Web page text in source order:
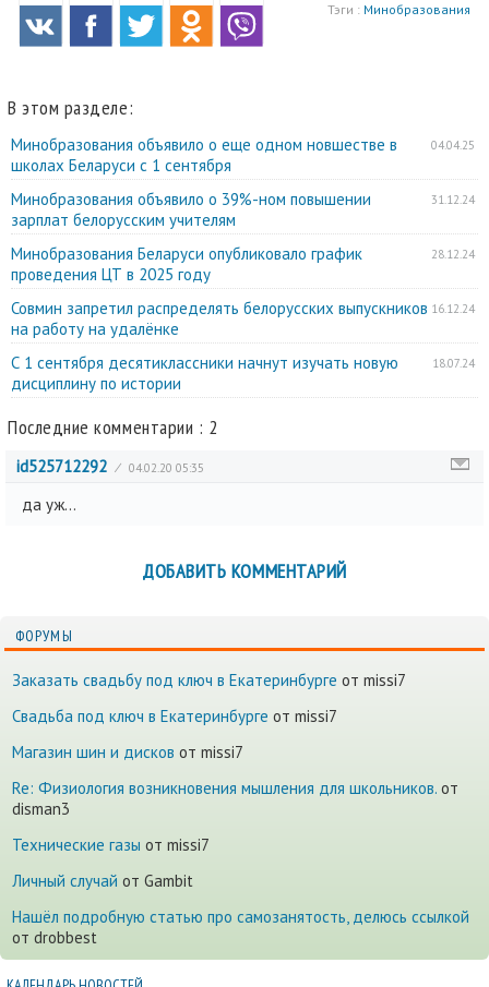
Тэги : Минобразования
В этом разделе:
04.04.25
Минобразования объявило о еще одном новшестве в
школах Беларуси с 1 сентября
31.12.24
Минобразования объявило о 39%-ном повышении
зарплат белорусским учителям
28.12.24
Минобразования Беларуси опубликовало график
проведения ЦТ в 2025 году
16.12.24
Совмин запретил распределять белорусских выпускников
на работу на удалёнке
18.07.24
С 1 сентября десятиклассники начнут изучать новую
дисциплину по истории
Последние комментарии : 2
id525712292 ⁄ 04.02.20 05:35
да уж...
ДОБАВИТЬ КОММЕНТАРИЙ
ФОРУМЫ
Заказать свадьбу под ключ в Екатеринбурге от missi7
Cвадьба под ключ в Екатеринбурге от missi7
Магазин шин и дисков от missi7
Re: Физиология возникновения мышления для школьников. от
disman3
Технические газы от missi7
Личный случай от Gambit
Нашёл подробную статью про самозанятость, делюсь ссылкой
от drobbest